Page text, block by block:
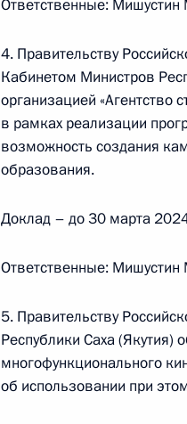
Встреча с
Воробьёвым
Заседание Президиума
17 августа 2023 года, 21:10
Открытие движения по
диаметру
Ответственные:
4. Правительству
Кабинетом Министров
организацией «Агентство
в рамках реализации
возможность создания
образования.
Доклад – до 30 марта
Ответственные:
5. Правительству
Республики Саха (Якутия)
многофункционального
об использовании при